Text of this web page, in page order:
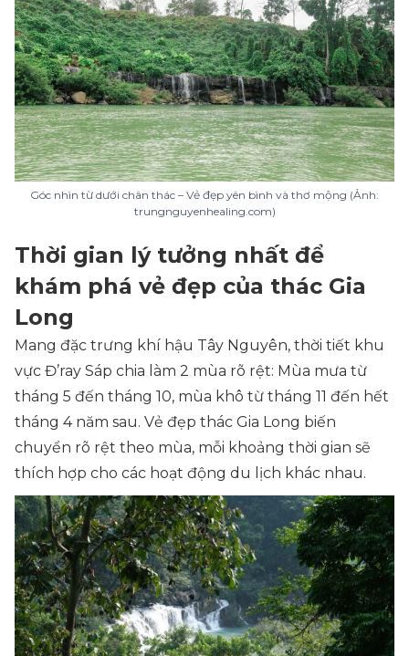
Góc nhìn từ dưới chân thác – Vẻ đẹp yên bình và thơ mộng (Ảnh:
trungnguyenhealing.com)
Thời gian lý tưởng nhất để
khám phá vẻ đẹp của thác Gia
Long
Mang đặc trưng khí hậu Tây Nguyên, thời tiết khu
vực Đ’ray Sáp chia làm 2 mùa rõ rệt: Mùa mưa từ
tháng 5 đến tháng 10, mùa khô từ tháng 11 đến hết
tháng 4 năm sau. Vẻ đẹp thác Gia Long biến
chuyển rõ rệt theo mùa, mỗi khoảng thời gian sẽ
thích hợp cho các hoạt động du lịch khác nhau.